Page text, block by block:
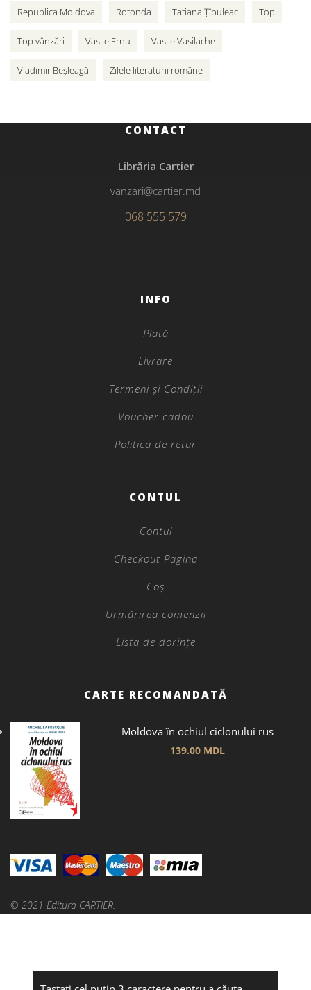
Republica Moldova Rotonda Tatiana Țîbuleac Top
Top vânzări Vasile Ernu Vasile Vasilache
Vladimir Beșleagă Zilele literaturii române
CONTACT
Librăria Cartier
vanzari@cartier.md
068 555 579
INFO
Plată
Livrare
Termeni și Condiții
Voucher cadou
Politica de retur
CONTUL
Contul
Checkout Pagina
Coș
Urmărirea comenzii
Lista de dorințe
CARTE RECOMANDATĂ
Moldova în ochiul ciclonului rus
139.00 MDL
© 2021 Editura CARTIER.